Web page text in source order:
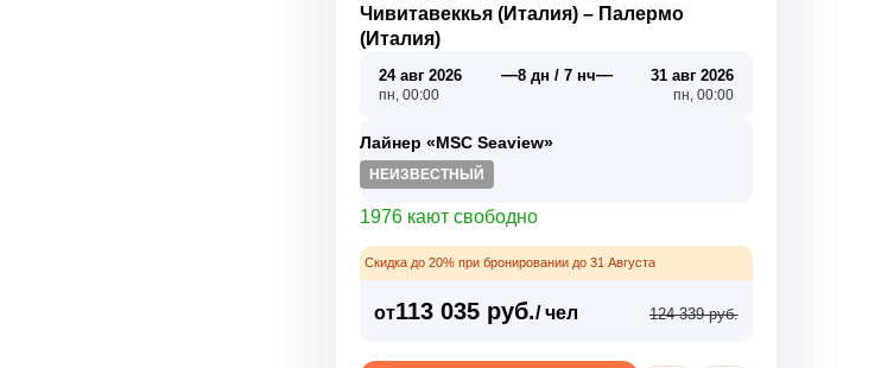
Чивитавеккья (Италия) – Палермо
(Италия)
24 авг 2026
пн, 00:00
—8 дн / 7 нч— 31 авг 2026
пн, 00:00
Лайнер «MSC Seaview»
НЕИЗВЕСТНЫЙ
1976 кают свободно
Скидка до 20% при бронировании до 31 Августа
от113 035 руб./ чел 124 339 руб.